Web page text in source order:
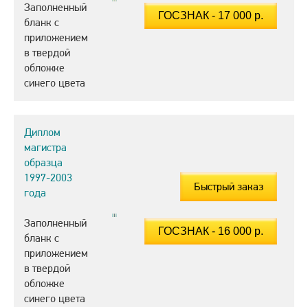
Заполненный
бланк с
приложением
в твердой
обложке
синего цвета
Диплом
магистра
образца
1997-2003
года
Заполненный
бланк с
приложением
в твердой
обложке
синего цвета
Быстрый заказ